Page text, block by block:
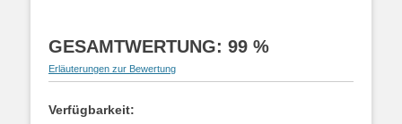
GESAMTWERTUNG: 99 %
Erläuterungen zur Bewertung
Verfügbarkeit: